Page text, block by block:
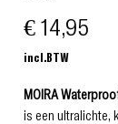
€ 14,95
incl.BTW
MOIRA
is een ultralichte,